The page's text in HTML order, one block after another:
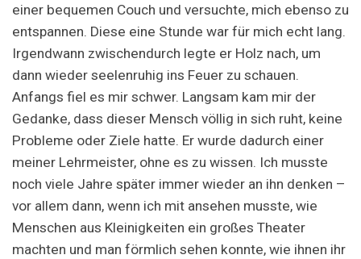
einer bequemen Couch und versuchte, mich ebenso zu
entspannen. Diese eine Stunde war für mich echt lang.
Irgendwann zwischendurch legte er Holz nach, um
dann wieder seelenruhig ins Feuer zu schauen.
Anfangs fiel es mir schwer. Langsam kam mir der
Gedanke, dass dieser Mensch völlig in sich ruht, keine
Probleme oder Ziele hatte. Er wurde dadurch einer
meiner Lehrmeister, ohne es zu wissen. Ich musste
noch viele Jahre später immer wieder an ihn denken –
vor allem dann, wenn ich mit ansehen musste, wie
Menschen aus Kleinigkeiten ein großes Theater
machten und man förmlich sehen konnte, wie ihnen ihr